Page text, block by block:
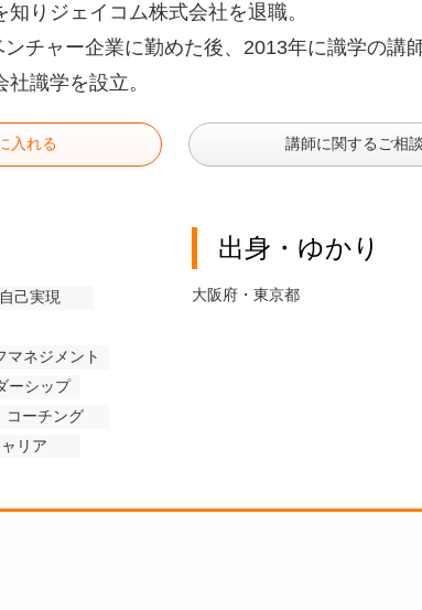
知りジェイコム株式会社を退職。
チャー企業に勤めた後、2013年に識学の講
識学を設立。
入れる 講師に関するご相
自己実現
マネジメント
ーシップ
コーチング
リア
出身・ゆかり
大阪府・東京都